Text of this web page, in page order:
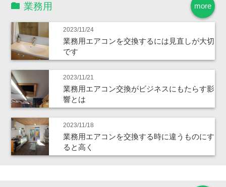
more
業務用
2023/11/24
業務用エアコンを交換するには見直しが大切
です
2023/11/21
業務用エアコン交換がビジネスにもたらす影
響とは
2023/11/18
業務用エアコンを交換する時に違うものにす
ると高く